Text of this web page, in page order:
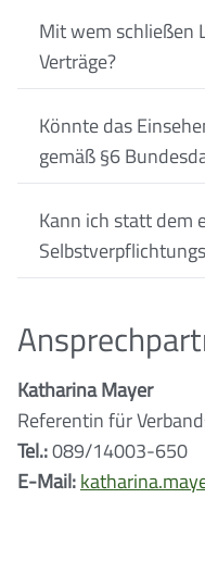
Mit wem schließen
Verträge?
Könnte das
gemäß §6
Kann ich statt dem
Katharina Mayer
Referentin für
Tel.:089/14003-650
E-Mail: